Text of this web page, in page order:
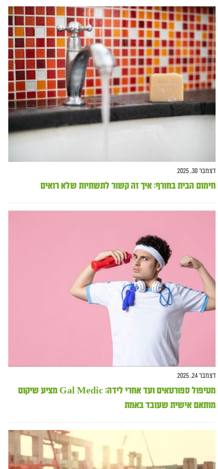
דצמבר 30, 2025
חימום הבית בחורף: איך זה קשור לתשתיות שלא רואים
דצמבר 24, 2025
מטיפול ספורטאים ועד אחרי לידה: Gal Medic מציע שיקום
מותאם אישית שעובד באמת